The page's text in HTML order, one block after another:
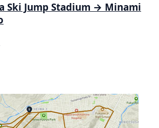
Ski Jump Stadium → Minami